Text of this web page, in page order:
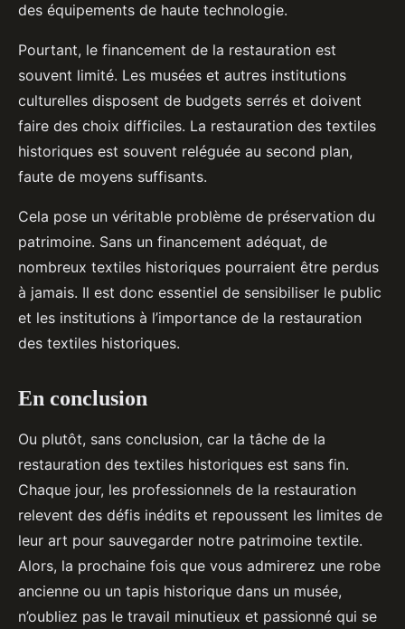
des équipements de haute technologie.
Pourtant, le financement de la restauration est
souvent limité. Les musées et autres institutions
culturelles disposent de budgets serrés et doivent
faire des choix difficiles. La restauration des textiles
historiques est souvent reléguée au second plan,
faute de moyens suffisants.
Cela pose un véritable problème de préservation du
patrimoine. Sans un financement adéquat, de
nombreux textiles historiques pourraient être perdus
à jamais. Il est donc essentiel de sensibiliser le public
et les institutions à l’importance de la restauration
des textiles historiques.
En conclusion
Ou plutôt, sans conclusion, car la tâche de la
restauration des textiles historiques est sans fin.
Chaque jour, les professionnels de la restauration
relevent des défis inédits et repoussent les limites de
leur art pour sauvegarder notre patrimoine textile.
Alors, la prochaine fois que vous admirerez une robe
ancienne ou un tapis historique dans un musée,
n’oubliez pas le travail minutieux et passionné qui se